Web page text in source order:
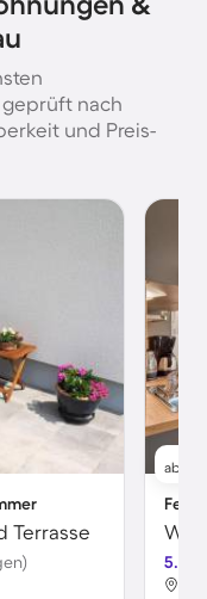
nach
und Preis-
Terrasse
ab
5.0